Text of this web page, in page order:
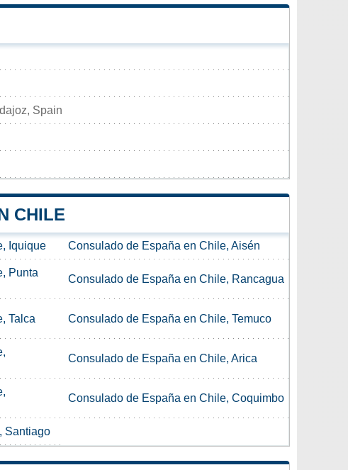
Spain
CHILE
Iquique Consulado de España en Chile, Aisén
Punta
Consulado de España en Chile, Rancagua
Talca Consulado de España en Chile, Temuco
Consulado de España en Chile, Arica
Consulado de España en Chile, Coquimbo
Santiago